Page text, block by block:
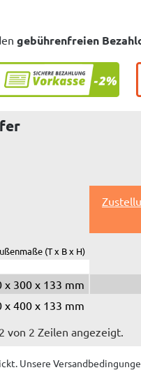
gebührenfreien
(T x B x H)
x 300 x 133 mm
x 400 x 133 mm
von 2 Zeilen angezeigt.
Unsere